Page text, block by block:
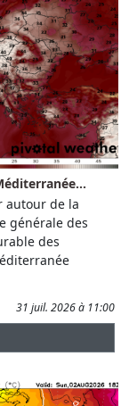
autour de la
générale des
des
31 juil. 2026 à 11:00